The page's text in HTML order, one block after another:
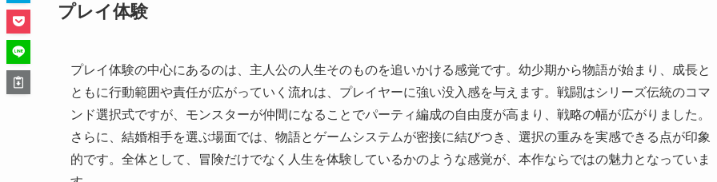
プレイ体験
プレイ体験の中心にあるのは、主人公の人生そのものを追いかける感覚です。幼少期から物語が始まり、成長と
ともに行動範囲や責任が広がっていく流れは、プレイヤーに強い没入感を与えます。戦闘はシリーズ伝統のコマ
ンド選択式ですが、モンスターが仲間になることでパーティ編成の自由度が高まり、戦略の幅が広がりました。
さらに、結婚相手を選ぶ場面では、物語とゲームシステムが密接に結びつき、選択の重みを実感できる点が印象
的です。全体として、冒険だけでなく人生を体験しているかのような感覚が、本作ならではの魅力となっていま